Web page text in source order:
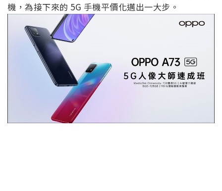
機，為接下來的 5G 手機平價化邁出一大步。